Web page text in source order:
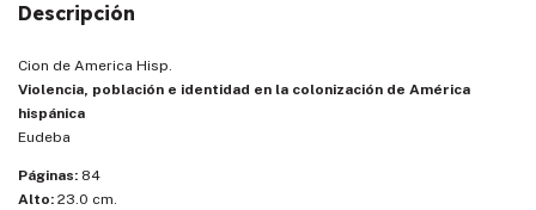
Descripción
Cion de America Hisp.
Violencia, población e identidad en la colonización de América
hispánica
Eudeba
Páginas: 84
Alto: 23.0 cm.